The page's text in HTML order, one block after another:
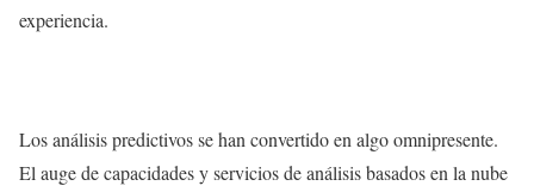
experiencia.
Los análisis predictivos se han convertido en algo omnipresente.
El auge de capacidades y servicios de análisis basados en la nube